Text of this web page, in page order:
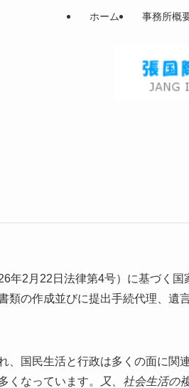
ホーム 事務所概
年2月22日法律第4号）に基づく国
類の作成並びに提出手続代理、遺
、国民生活と行政は多くの面に関
くなっています。
又、社会生活の